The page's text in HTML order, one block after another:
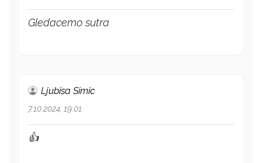
Gledacemo sutra
Ljubisa Simic
7.10.2024. 19:01
👍